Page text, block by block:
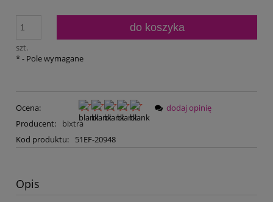
szt.
do koszyka
*- Pole wymagane
Ocena:
Producent:
bixtra
Kod produktu:
51EF-20948
dodaj opinię
Opis